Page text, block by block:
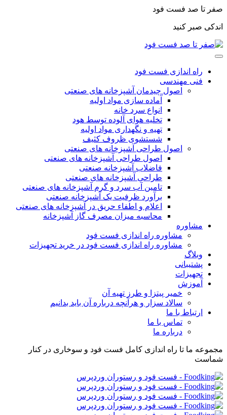
صفر تا صد فست فود
اندکی صبر کنید
راه اندازی فست فود
فنی مهندسی
اصول چیدمان آشپزخانه های صنعتی
آماده سازی مواد اولیه
انواع سرد خانه
تخلیه هوای آلوده توسط هود
تهیه و نگهداری مواد اولیه
شستشوی ظروف کثیف
اصول طراحی آشپزخانه های صنعتی
اصول طراحی آشپزخانه های صنعتی
فاضلاب آشپزخانه صنعتی
طراحی آشپزخانه های صنعتی
تامین آب سرد و گرم آشپزخانه های صنعتی
برآورد ظرفیت یک آشپزخانه صنعتی
اعلام و اطفاء حریق در آشپزخانه های صنعتی
محاسبه میزان مصرف گاز آشپزخانه
مشاوره
مشاوره راه اندازی فست فود
مشاوره راه اندازی فست فود در خرید تجهیزات
وبلاگ
پشتیبانی
تجهیزات
آموزش
خمیر پیتزا و طرز تهیه آن
سالاد سزار و هرآنچه درباره آن باید بدانیم
ارتباط با ما
تماس با ما
درباره ما
مجموعه ما تا راه اندازی کامل فست فود و سوخاری در کنار
شماست